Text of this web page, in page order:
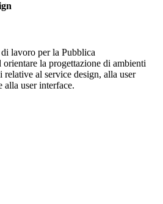
lavoro per la Pubblica
la progettazione di ambienti
al service design, alla user
alla user interface.